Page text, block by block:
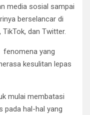
media sosial sampai
berselancar di
dan Twitter.
fenomena yang
kesulitan lepas
mulai membatasi
pada hal-hal yang